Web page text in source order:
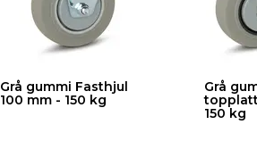
Grå gummi Fasthjul
100 mm - 150 kg
Grå
150 kg